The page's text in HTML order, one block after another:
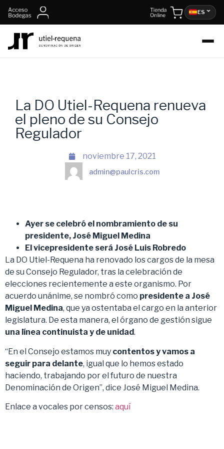
ES
La DO Utiel-Requena renueva
el pleno de su Consejo
Regulador
noviembre 17, 2021
admin@paulcris.com
Ayer se celebró el nombramiento de su
presidente, José Miguel Medina
El vicepresidente será José Luis Robredo
La DO Utiel-Requena ha renovado los cargos de la mesa
de su Consejo Regulador, tras la celebración de
elecciones recientemente a este organismo. Por
acuerdo unánime, se nombró como presidente a José
Miguel Medina, que ya ostentaba el cargo en la anterior
legislatura. De esta manera, el órgano de gestión sigue
una línea continuista y de unidad.
“En el Consejo estamos muy contentos y vamos a
seguir para delante, igual que lo hemos estado
haciendo, trabajando por el futuro de nuestra
Denominación de Origen”, dice José Miguel Medina.
Enlace a vocales por censos: aquí